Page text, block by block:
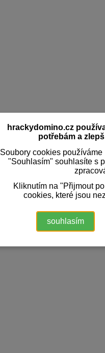
hrackydomino.cz
potřebám a
Soubory cookies
"Souhlasím" souhlasíte s
Kliknutím na "Přijmout
cookies, které jsou
souhlasím